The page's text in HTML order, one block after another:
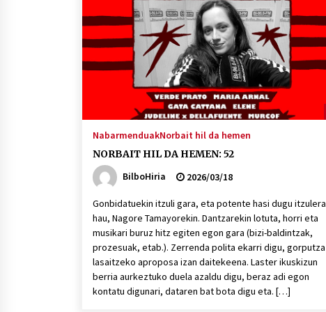
protagonista
2026/07/16
POTTO: San Pedro jaietako bertso-
saioa
2026/07/09
Auritz Iñurrietaren margoak
ikusgai Uribitarte40 aretoan
NabarmenduakNorbait hil da hemen
NORBAIT HIL DA HEMEN: 52
BilboHiria
2026/03/18
Gonbidatuekin itzuli gara, eta potente hasi dugu itzulera
hau, Nagore Tamayorekin. Dantzarekin lotuta, horri eta
musikari buruz hitz egiten egon gara (bizi-baldintzak,
prozesuak, etab.). Zerrenda polita ekarri digu, gorputza
lasaitzeko aproposa izan daitekeena. Laster ikuskizun
berria aurkeztuko duela azaldu digu, beraz adi egon
kontatu digunari, dataren bat bota digu eta. […]